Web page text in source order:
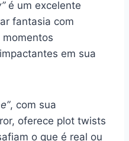
é um excelente
fantasia com
em sua
, com sua
oferece plot twists
o que é real ou